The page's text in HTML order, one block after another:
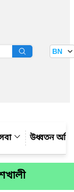
BN
উধ্বতন